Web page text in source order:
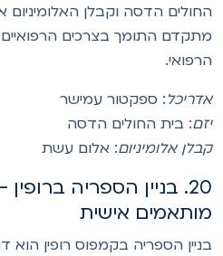
הדסה וקבלן האלומיניום
התומך בצרכים הרפואיים
: ספקטור עמישר
: בית החולים הדסה
אלומיניום: אלום עשת
20. בניין הספריה ברופין
אישית
הספריה בקמפוס רופין הוא